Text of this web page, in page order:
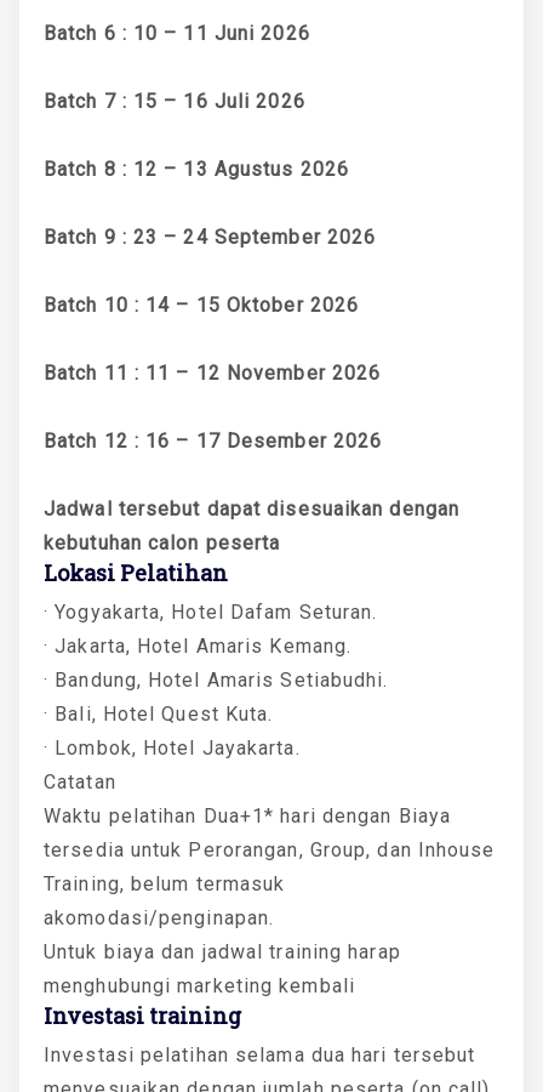
Batch 6 : 10 – 11 Juni 2026
Batch 7 : 15 – 16 Juli 2026
Batch 8 : 12 – 13 Agustus 2026
Batch 9 : 23 – 24 September 2026
Batch 10 : 14 – 15 Oktober 2026
Batch 11 : 11 – 12 November 2026
Batch 12 : 16 – 17 Desember 2026
Jadwal tersebut dapat disesuaikan dengan
kebutuhan calon peserta
Lokasi Pelatihan
· Yogyakarta, Hotel Dafam Seturan.
· Jakarta, Hotel Amaris Kemang.
· Bandung, Hotel Amaris Setiabudhi.
· Bali, Hotel Quest Kuta.
· Lombok, Hotel Jayakarta.
Catatan
Waktu pelatihan Dua+1* hari dengan Biaya
tersedia untuk Perorangan, Group, dan Inhouse
Training, belum termasuk
akomodasi/penginapan.
Untuk biaya dan jadwal training harap
menghubungi marketing kembali
Investasi training
Investasi pelatihan selama dua hari tersebut